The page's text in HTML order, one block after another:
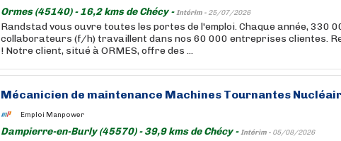
Ormes (45140) - 16,2 kms de Chécy -Intérim - 25/07/2026
Randstad vous ouvre toutes les portes de l'emploi. Chaque année, 330
collaborateurs (f/h) travaillent dans nos 60 000 entreprises clientes.
! Notre client, situé à ORMES, offre des ...
Mécanicien de maintenance Machines Tournantes
Emploi Manpower
Dampierre-en-Burly (45570) - 39,9 kms de Chécy -Intérim - 05/08/2026